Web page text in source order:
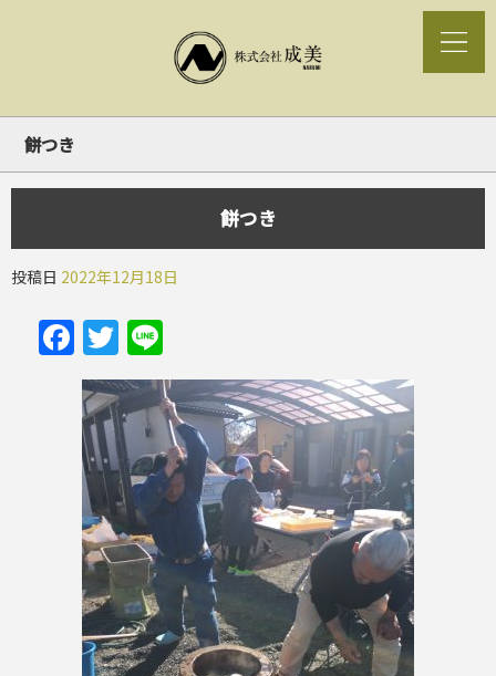
餅つき
餅つき
投稿日 2022年12月18日
Facebook
Twitter